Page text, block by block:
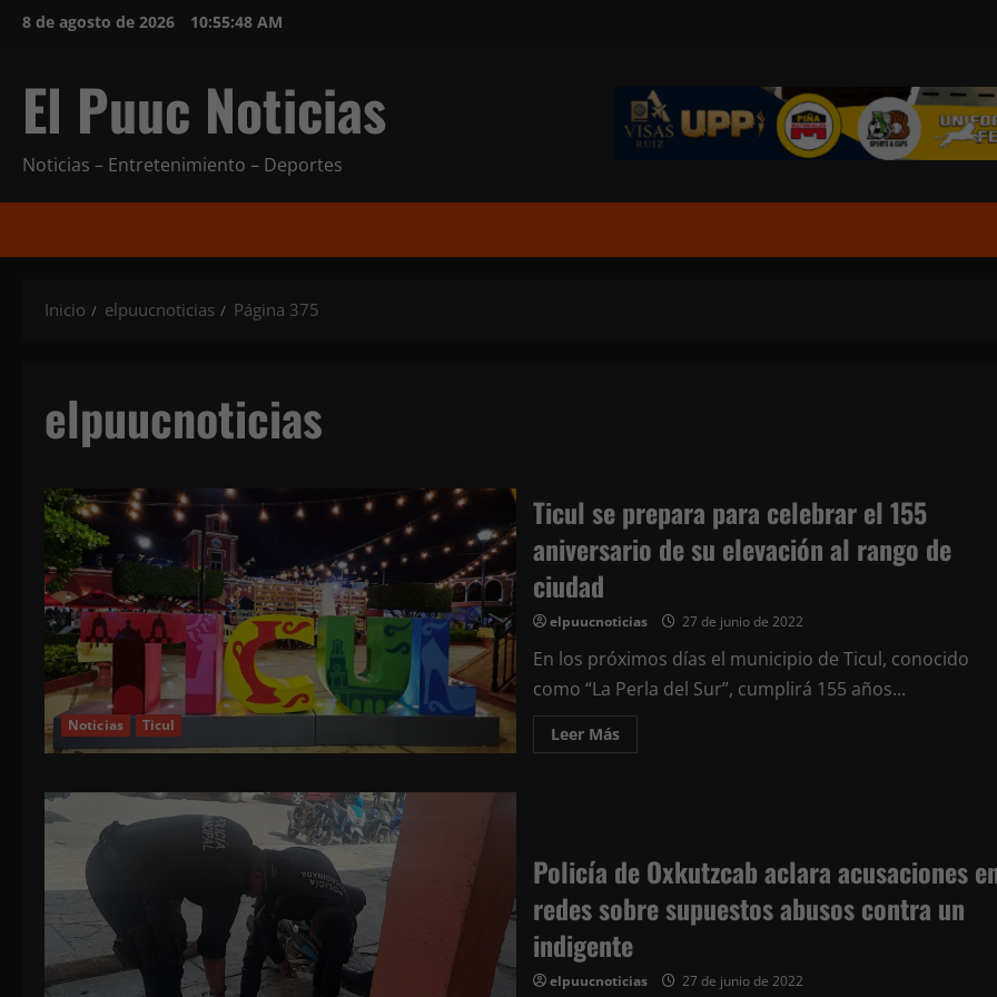
Saltar8 de agosto de 2026 10:55:50 AM
El Puuc Noticias
Noticias – Entretenimiento – Deportes
Inicio elpuucnoticias Página 375
elpuucnoticias
Noticias Ticul
Ticul se prepara para celebrar el 155
aniversario de su elevación al rango de
ciudad
elpuucnoticias 27 de junio de 2022
En los próximos días el municipio de Ticul, conocido
como “La Perla del Sur”, cumplirá 155 años...
Leer MásLeer
más
celebrar
el
155
aniversario
de
su
elevación
rango
Policía de Oxkutzcab aclara acusaciones
redes sobre supuestos abusos contra un
indigente
elpuucnoticias 27 de junio de 2022